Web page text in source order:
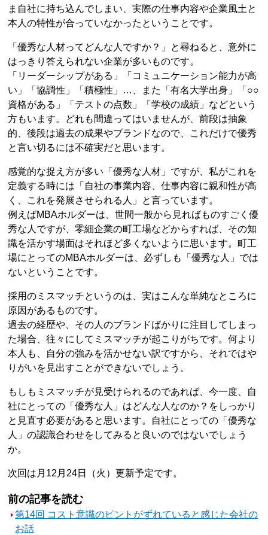
ま自社に持ち込んでしまい、実際の仕事内容や企業風土と
本人の特性が合っていなかったということです。
「優秀な人材ってどんな人ですか？」と尋ねると、意外に
はっきり答えられない企業が多いものです。
「リーダーシップがある」「コミュニケーション能力が高
い」「協調性」「積極性」…、また「有名大学出身」「○○
資格がある」「テストの点数」「学校の成績」などという
方もいます。どれも間違ってはいませんが、前段は抽象
的、後段は過去の成果やブランドなので、これだけで優秀
と言い切るには不確実だと思います。
感覚的な捉え方が多い「優秀な人材」ですが、私がこれを
定義する時には「自社の事業内容、仕事内容に親和性が高
く、これを発展させられる人」と言っています。
例えばMBAホルダーは、世間一般から見ればものすごく優
秀な人ですが、零細企業の町工場などからすれば、その知
識を活かす場面はそれほど多くないように思います。町工
場にとってのMBAホルダーは、必ずしも「優秀な人」では
ないということです。
採用のミスマッチというのは、実はこんな単純なところに
原因があるものです。
過去の経歴や、その人のブランドばかりに注目してしまっ
た場合、往々にしてミスマッチが起こりがちです。何より
本人も、自分の強みを活かせない訳ですから、それではや
りがいを見出すことができないでしょう。
もしもミスマッチが見受けられるのであれば、今一度、自
社にとっての「優秀な人」はどんな人なのか？をしっかり
と見直す必要があると思います。自社にとっての「優秀な
人」の認識合わせをしてみると良いのではないでしょう
か。
次回は月12月24日（火）更新予定です。
前の記事を読む
第14回 コスト意識のピントがずれていると感じた会社の
お話